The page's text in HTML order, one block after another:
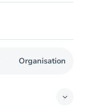
Organisation